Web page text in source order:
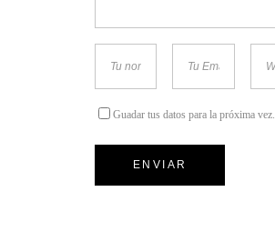
Guadar tus datos para la próxima vez.